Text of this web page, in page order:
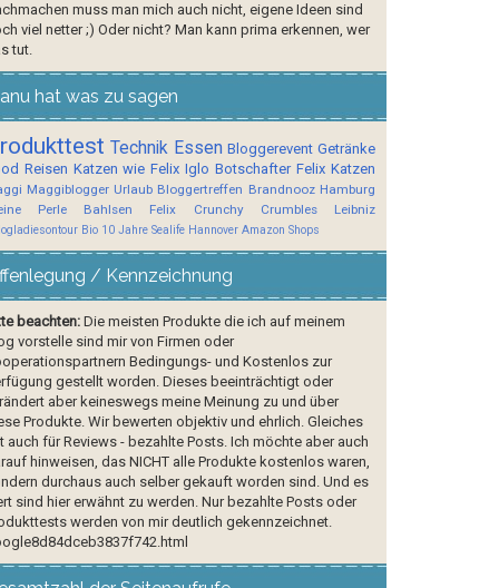
muss man mich auch nicht, eigene Ideen sind
viel netter ;) Oder nicht? Man kann prima erkennen, wer
tut.
hat was zu sagen
Technik Essen Bloggerevent Getränke
Reisen Katzen wie Felix Iglo Botschafter Felix Katzen
Maggiblogger Urlaub Bloggertreffen Brandnooz Hamburg
Perle
Bahlsen Felix Crunchy Crumbles Leibniz
Bio 10 Jahre Sealife Hannover Amazon Shops
/ Kennzeichnung
beachten:Die meisten Produkte die ich auf meinem
vorstelle sind mir von Firmen oder
Bedingungs- und Kostenlos zur
gestellt worden. Dieses beeinträchtigt oder
aber keineswegs meine Meinung zu und über
Produkte. Wir bewerten objektiv und ehrlich. Gleiches
auch für Reviews - bezahlte Posts. Ich möchte aber auch
hinweisen, das NICHT alle Produkte kostenlos waren,
durchaus auch selber gekauft worden sind. Und es
sind hier erwähnt zu werden. Nur bezahlte Posts oder
werden von mir deutlich gekennzeichnet.